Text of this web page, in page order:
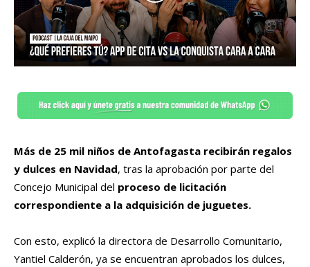
Más de 25 mil niños de Antofagasta recibirán regalos
y dulces en Navidad, tras la aprobación por parte del
Concejo Municipal del proceso de licitación
correspondiente a la adquisición de juguetes.
Con esto, explicó la directora de Desarrollo Comunitario,
Yantiel Calderón, ya se encuentran aprobados los dulces,